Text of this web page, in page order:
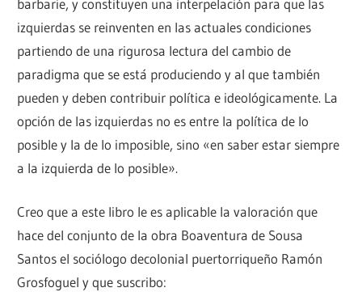
barbarie, y constituyen una interpelación para que las
izquierdas se reinventen en las actuales condiciones
partiendo de una rigurosa lectura del cambio de
paradigma que se está produciendo y al que también
pueden y deben contribuir política e ideológicamente. La
opción de las izquierdas no es entre la política de lo
posible y la de lo imposible, sino «en saber estar siempre
a la izquierda de lo posible».
Creo que a este libro le es aplicable la valoración que
hace del conjunto de la obra Boaventura de Sousa
Santos el sociólogo decolonial puertorriqueño Ramón
Grosfoguel y que suscribo: